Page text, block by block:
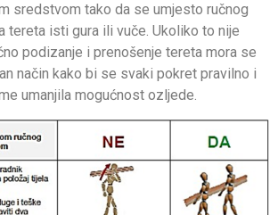
sredstvom tako da se umjesto ručnog
tereta isti gura ili vuče. Ukoliko to nije
podizanje i prenošenje tereta mora se
način kako bi se svaki pokret pravilno i
umanjila mogućnost ozljede.